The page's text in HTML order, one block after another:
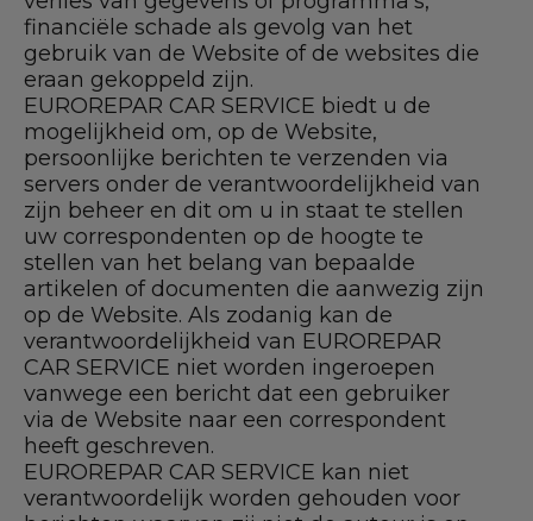
financiële schade als gevolg van het
gebruik van de Website of de websites die
eraan gekoppeld zijn.
EUROREPAR CAR SERVICE biedt u de
mogelijkheid om, op de Website,
persoonlijke berichten te verzenden via
servers onder de verantwoordelijkheid van
zijn beheer en dit om u in staat te stellen
uw correspondenten op de hoogte te
stellen van het belang van bepaalde
artikelen of documenten die aanwezig zijn
op de Website. Als zodanig kan de
verantwoordelijkheid van EUROREPAR
CAR SERVICE niet worden ingeroepen
vanwege een bericht dat een gebruiker
via de Website naar een correspondent
heeft geschreven.
EUROREPAR CAR SERVICE kan niet
verantwoordelijk worden gehouden voor